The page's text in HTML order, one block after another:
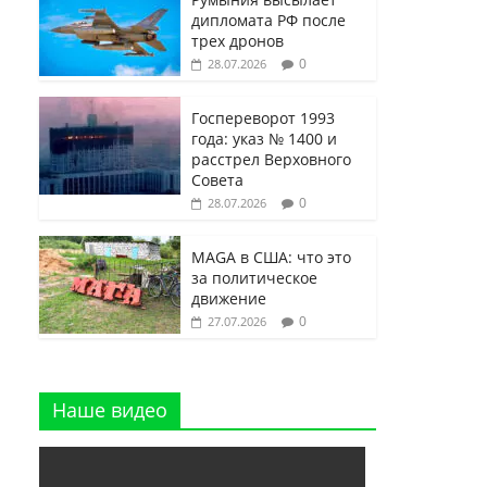
дипломата РФ после
трех дронов
28.07.2026 0
Госпереворот 1993
года: указ № 1400 и
расстрел Верховного
Совета
28.07.2026 0
MAGA в США: что это
за политическое
движение
27.07.2026 0
Наше видео